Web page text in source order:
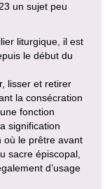
un sujet peu
liturgique, il est
le début du
lisser et retirer
la consécration
fonction
signification
où le prêtre avant
sacre épiscopal,
d’usage